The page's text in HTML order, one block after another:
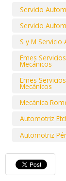
Servicio
Servicio
S y M Servicio
Emes
Mecánicos
Emes
Mecánicos
Mecánica
Automotriz
Automotriz